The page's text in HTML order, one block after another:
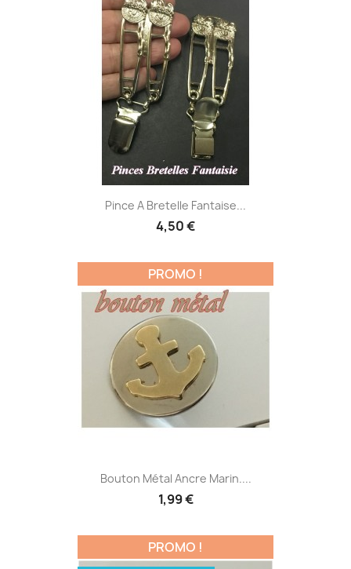
Pince A Bretelle Fantaise...
4,50 €
Bouton Métal Ancre Marin....
1,99 €
PROMO !
PROMO !